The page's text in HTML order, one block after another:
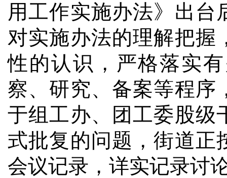
用工作实施办法》出台
对实施办法的理解把握
性的认识，严格落实
察、研究、备案等程序
于组工办、团工委股级
式批复的问题，街道正
会议记录，详实记录讨